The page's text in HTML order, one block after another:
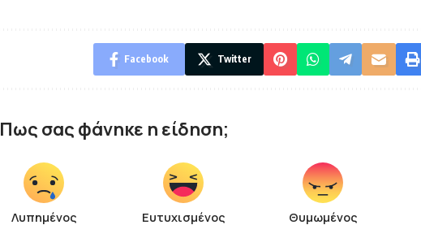
Facebook Twitter
Πως σας φάνηκε η είδηση;
Λυπημένος Ευτυχισμένος Θυμωμένος